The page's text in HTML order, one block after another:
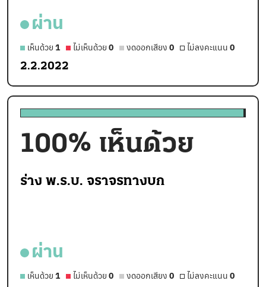
ผ่าน
เห็นด้วย 1 ไม่เห็นด้วย 0 งดออกเสียง 0 ไม่ลงคะแนน 0
2.2.2022
100% เห็นด้วย
ร่าง พ.ร.บ. จราจรทางบก
ผ่าน
เห็นด้วย 1 ไม่เห็นด้วย 0 งดออกเสียง 0 ไม่ลงคะแนน 0